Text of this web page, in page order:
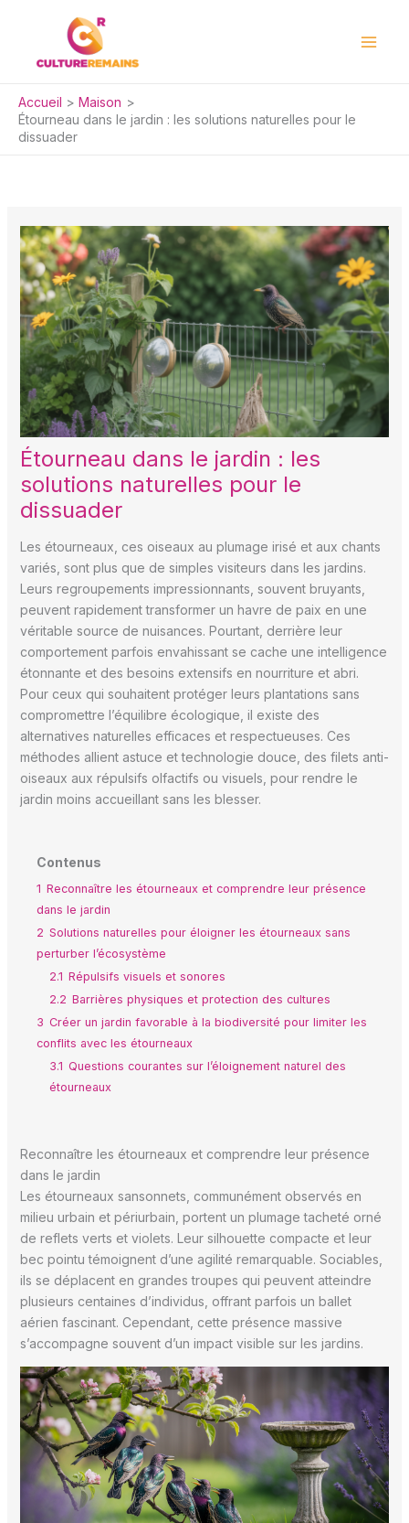
Accueil
Maison
Étourneau dans le jardin : les solutions naturelles pour le
dissuader
Étourneau dans le jardin : les
solutions naturelles pour le
dissuader
Les étourneaux, ces oiseaux au plumage irisé et aux chants
variés, sont plus que de simples visiteurs dans les jardins.
Leurs regroupements impressionnants, souvent bruyants,
peuvent rapidement transformer un havre de paix en une
véritable source de nuisances. Pourtant, derrière leur
comportement parfois envahissant se cache une intelligence
étonnante et des besoins extensifs en nourriture et abri.
Pour ceux qui souhaitent protéger leurs plantations sans
compromettre l’équilibre écologique, il existe des
alternatives naturelles efficaces et respectueuses. Ces
méthodes allient astuce et technologie douce, des filets anti-
oiseaux aux répulsifs olfactifs ou visuels, pour rendre le
jardin moins accueillant sans les blesser.
Contenus
1 Reconnaître les étourneaux et comprendre leur présence
dans le jardin
2 Solutions naturelles pour éloigner les étourneaux sans
perturber l’écosystème
2.1 Répulsifs visuels et sonores
2.2 Barrières physiques et protection des cultures
3 Créer un jardin favorable à la biodiversité pour limiter les
conflits avec les étourneaux
3.1 Questions courantes sur l’éloignement naturel des
étourneaux
Reconnaître les étourneaux et comprendre leur présence
dans le jardin
Les étourneaux sansonnets, communément observés en
milieu urbain et périurbain, portent un plumage tacheté orné
de reflets verts et violets. Leur silhouette compacte et leur
bec pointu témoignent d’une agilité remarquable. Sociables,
ils se déplacent en grandes troupes qui peuvent atteindre
plusieurs centaines d’individus, offrant parfois un ballet
aérien fascinant. Cependant, cette présence massive
s’accompagne souvent d’un impact visible sur les jardins.